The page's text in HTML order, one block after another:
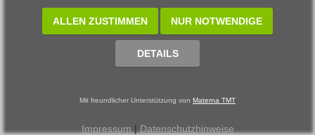
ALLEN ZUSTIMMEN NUR NOTWENDIGE
DETAILS
Mit freundlicher Unterstützung von Materna TMT
Impressum | Datenschutzhinweise